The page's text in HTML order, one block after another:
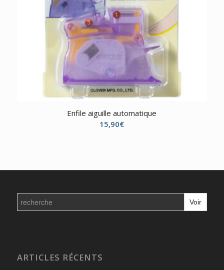
Enfile aiguille automatique
15,90€
Search
for:
ARTICLES RÉCENTS